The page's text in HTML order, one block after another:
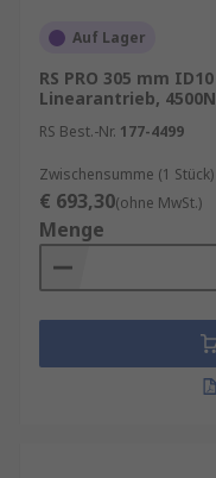
Auf Lager
RS PRO 305 mm
Linearantrieb,
RS Best.-Nr. 177-4499
Zwischensumme (1 Stück)
€ 693,30(ohne MwSt.)
Menge